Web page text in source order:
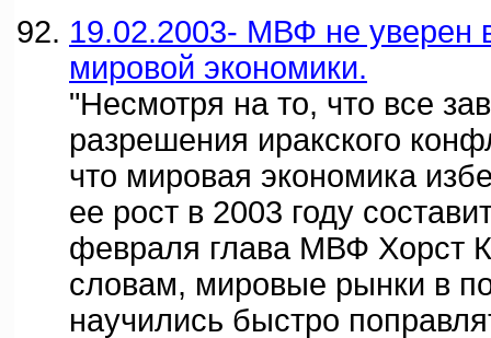
19.02.2003- МВФ не уверен
мировой экономики.
"Несмотря на то, что все
разрешения иракского
что мировая экономика
ее рост в 2003 году
февраля глава МВФ Хорст
словам, мировые рынки в
научились быстро